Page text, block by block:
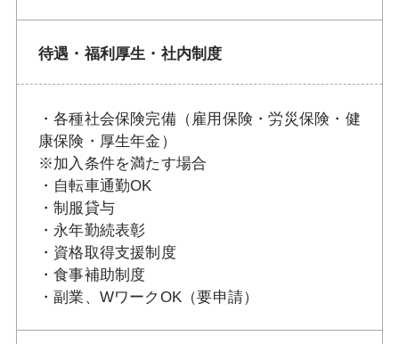
待遇・福利厚生・社内制度
・各種社会保険完備（雇用保険・労災保険・健
康保険・厚生年金）
※加入条件を満たす場合
・自転車通勤OK
・制服貸与
・永年勤続表彰
・資格取得支援制度
・食事補助制度
・副業、WワークOK（要申請）